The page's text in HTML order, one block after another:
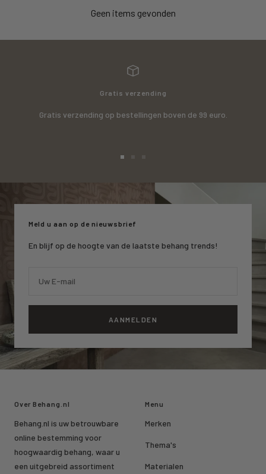
Geen items gevonden
Gratis verzending
Gratis verzending op bestellingen boven de 99 euro.
1
2
slide
3
Meld u aan op de nieuwsbrief
En blijf op de hoogte van de laatste behang trends!
Uw E-mail
AANMELDEN
Over Behang.nl
Behang.nl is uw betrouwbare
online bestemming voor
hoogwaardig behang, waar u
een uitgebreid assortiment
Menu
Merken
Thema's
Materialen